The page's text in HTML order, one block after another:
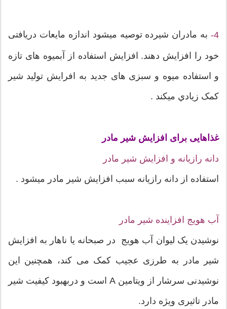
4- به مادران شیرده توصیه ميشود اندازه مایعات دریافتی
خود را افزایش دهند. افزایش استفاده از آبمیوه های تازه
و استفاده میوه و سبزی های جدید به افرایش تولید شیر
کمک زيادي ميکند .
غذاهایی برای افزایش شیر مادر
دانه رازیانه و افزایش شیر مادر
استفاده از دانه رازیانه سبب افزایش شیر مادر ميشود .
آب هویج افزاینده شیر مادر
نوشیدن یک لیوان آب هویج در صبحانه یا ناهار به افزایش
شیر مادر به طرزی عجیب کمک می کند، همچنین این
نوشیدنی سرشار از ویتامین A است و دربهبود کیفیت شیر
مادر تاثیری ویژه دارد.